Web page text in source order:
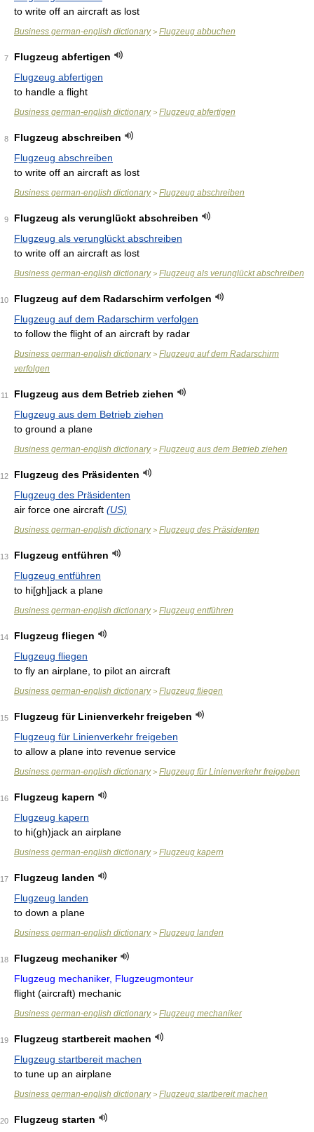
to write off an aircraft as lost
Business german-english dictionary> Flugzeug abbuchen
7
Flugzeug abfertigen
Flugzeug abfertigen
to handle a flight
Business german-english dictionary> Flugzeug abfertigen
8
Flugzeug abschreiben
Flugzeug abschreiben
to write off an aircraft as lost
Business german-english dictionary> Flugzeug abschreiben
9
Flugzeug als verunglückt abschreiben
Flugzeug als verunglückt abschreiben
to write off an aircraft as lost
Business german-english dictionary> Flugzeug als verunglückt abschreiben
10
Flugzeug auf dem Radarschirm verfolgen
Flugzeug auf dem Radarschirm verfolgen
to follow the flight of an aircraft by radar
Business german-english dictionary> Flugzeug auf dem Radarschirm
verfolgen
11
Flugzeug aus dem Betrieb ziehen
Flugzeug aus dem Betrieb ziehen
to ground a plane
Business german-english dictionary> Flugzeug aus dem Betrieb ziehen
12
Flugzeug des Präsidenten
Flugzeug des Präsidenten
air force one aircraft (US)
Business german-english dictionary> Flugzeug des Präsidenten
13
Flugzeug entführen
Flugzeug entführen
to hi[gh]jack a plane
Business german-english dictionary> Flugzeug entführen
14
Flugzeug fliegen
Flugzeug fliegen
to fly an airplane, to pilot an aircraft
Business german-english dictionary> Flugzeug fliegen
15
Flugzeug für Linienverkehr freigeben
Flugzeug für Linienverkehr freigeben
to allow a plane into revenue service
Business german-english dictionary> Flugzeug für Linienverkehr freigeben
16
Flugzeug kapern
Flugzeug kapern
to hi(gh)jack an airplane
Business german-english dictionary> Flugzeug kapern
17
Flugzeug landen
Flugzeug landen
to down a plane
Business german-english dictionary> Flugzeug landen
18
Flugzeug mechaniker
Flugzeug mechaniker, Flugzeugmonteur
flight (aircraft) mechanic
Business german-english dictionary> Flugzeug mechaniker
19
Flugzeug startbereit machen
Flugzeug startbereit machen
to tune up an airplane
Business german-english dictionary> Flugzeug startbereit machen
20
Flugzeug starten